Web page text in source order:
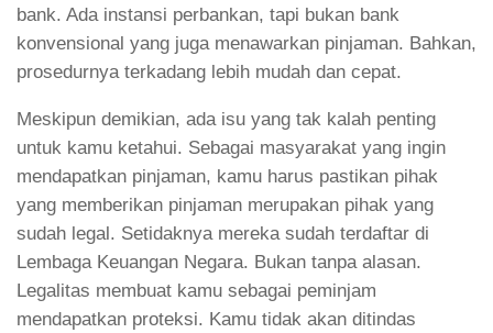
bank. Ada instansi perbankan, tapi bukan bank
konvensional yang juga menawarkan pinjaman. Bahkan,
prosedurnya terkadang lebih mudah dan cepat.
Meskipun demikian, ada isu yang tak kalah penting
untuk kamu ketahui. Sebagai masyarakat yang ingin
mendapatkan pinjaman, kamu harus pastikan pihak
yang memberikan pinjaman merupakan pihak yang
sudah legal. Setidaknya mereka sudah terdaftar di
Lembaga Keuangan Negara. Bukan tanpa alasan.
Legalitas membuat kamu sebagai peminjam
mendapatkan proteksi. Kamu tidak akan ditindas